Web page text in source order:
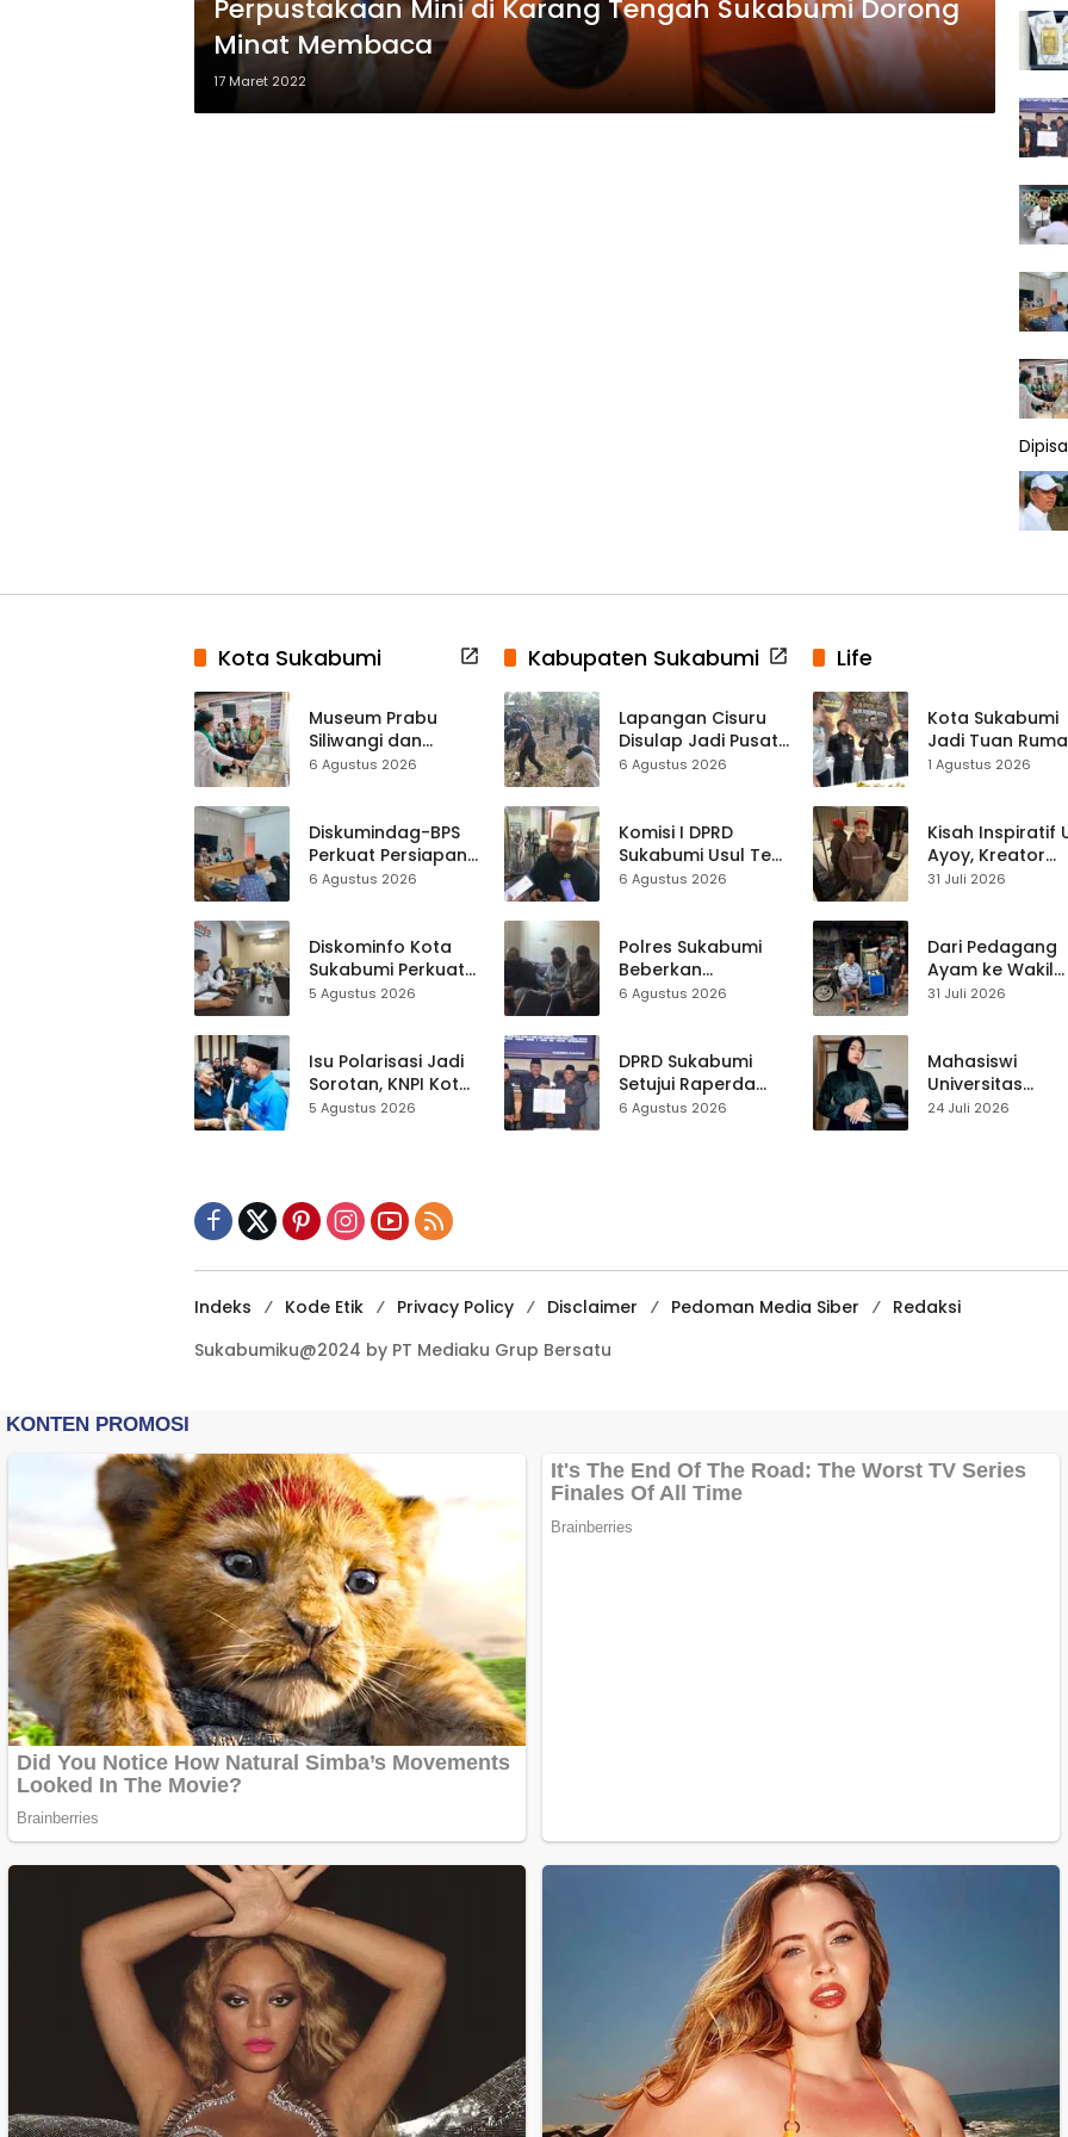
Perpustakaan Mini di Karang Tengah Sukabumi Dorong
Minat Membaca
17 Maret 2022
Kota Sukabumi
Museum Prabu
Siliwangi dan
Museum Keramik
Hampir 500 Koleksi
Dipisahkan
6 Agustus 2026
Diskumindag-BPS
Perkuat Persiapan
Sensus Ekonomi,
Terbuka Beri Data
6 Agustus 2026
Diskominfo Kota
Sukabumi Perkuat
Satu Data
Kewilayahan
Dikebut
5 Agustus 2026
Isu Polarisasi Jadi
Sorotan, KNPI Kota
Sukabumi Ajak
5 Agustus 2026
Kabupaten Sukabumi
Lapangan Cisuru
Disulap Jadi Pusat
Perayaan HUT RI,
Satukan Tenaga
6 Agustus 2026
Komisi I DPRD
Sukabumi Usul Tes
Rambut Jadi
2027
6 Agustus 2026
Polres Sukabumi
Beberkan
Kronologi
dalam Kasus Sabu
6 Agustus 2026
DPRD Sukabumi
Setujui Raperda
Disabilitas,
6 Agustus 2026
Life
Kota Sukabumi
Jadi Tuan
Kontes Batu Akik
1 Agustus 2026
Kisah Inspiratif
Ayoy, Kreator
TikTok Asal
Live Streaming
31 Juli 2026
Dari Pedagang
Ayam ke Wakil
Ketua DPRD, H.
Pasar Cisaat
31 Juli 2026
Mahasiswi
Universitas
Muhammadiyah
24 Juli 2026
Indeks Kode Etik Privacy Policy Disclaimer Pedoman Media Siber
Redaksi
Sukabumiku@2024 by PT Mediaku Grup Bersatu